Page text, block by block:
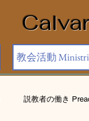
教会活動
説教者の働き